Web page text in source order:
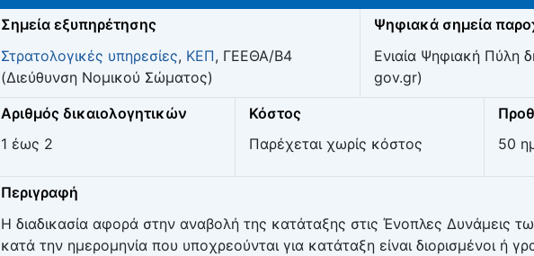
Σημεία εξυπηρέτησης
Στρατολογικές υπηρεσίες, ΚΕΠ, ΓΕΕΘΑ/Β4
(Διεύθυνση Νομικού Σώματος)
Ψηφιακά σημεία
Ενιαία Ψηφιακή Πύλη
gov.gr)
Αριθμός δικαιολογητικών
1 έως 2
Κόστος
Παρέχεται χωρίς κόστος
50
Περιγραφή
Η διαδικασία αφορά στην αναβολή της κατάταξης στις Ένοπλες Δυνάμεις
κατά την ημερομηνία που υποχρεούνται για κατάταξη είναι διορισμένοι ή